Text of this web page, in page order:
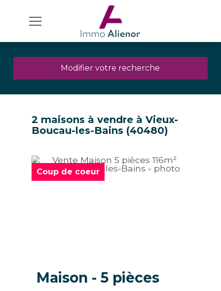
Modifier votre recherche
2 maisons à vendre à Vieux-
Boucau-les-Bains (40480)
Coup de coeur
Maison - 5 pièces